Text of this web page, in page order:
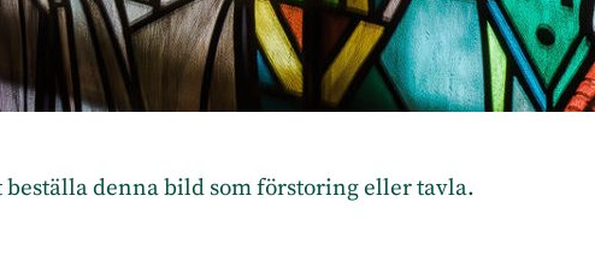
denna bild som förstoring eller tavla.